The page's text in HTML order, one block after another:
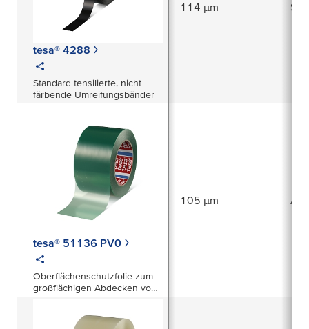
tesa® 4288
Standard tensilierte, nicht
färbende Umreifungsbänder
114 µm
tesa® 51136 PV0
Oberflächenschutzfolie zum
großflächigen Abdecken von
105 µm